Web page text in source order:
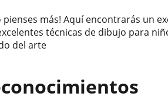
pienses más! Aquí encontrarás un
técnicas de dibujo para
del arte